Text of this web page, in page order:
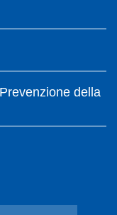
della